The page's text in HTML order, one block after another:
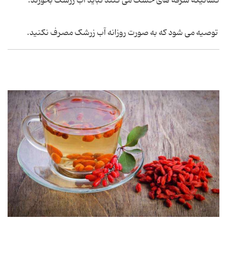
توصیه می شود که به صورت روزانه آب زرشک مصرف نکنید.